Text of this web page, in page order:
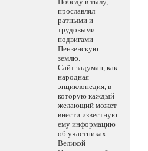
прославлял
ратными и
трудовыми
подвигами
Пензенскую
землю.
Сайт задуман, как
народная
энциклопедия, в
которую каждый
желающий может
внести известную
ему информацию
об участниках
Великой